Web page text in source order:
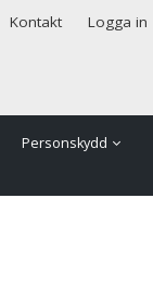
Kontakt Logga in
Personskydd